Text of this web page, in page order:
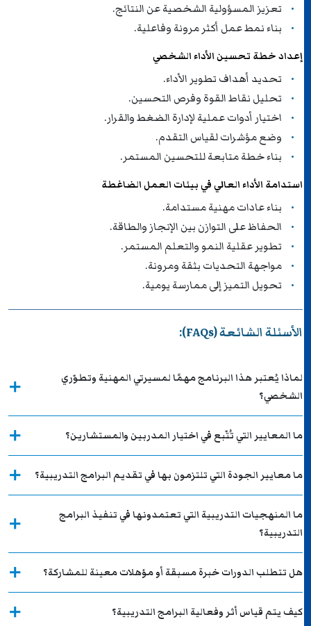
تعزيز المسؤولية الشخصية عن النتائج.
بناء نمط عمل أكثر مرونة وفاعلية.
إعداد خطة تحسين الأداء الشخصي
تحديد أهداف تطوير الأداء.
تحليل نقاط القوة وفرص التحسين.
اختيار أدوات عملية لإدارة الضغط والقرار.
وضع مؤشرات لقياس التقدم.
بناء خطة متابعة للتحسين المستمر.
استدامة الأداء العالي في بيئات العمل الضاغطة
بناء عادات مهنية مستدامة.
الحفاظ على التوازن بين الإنجاز والطاقة.
تطوير عقلية النمو والتعلم المستمر.
مواجهة التحديات بثقة ومرونة.
تحويل التميز إلى ممارسة يومية.
الأسئلة الشائعة (FAQs):
لماذا يُعتبر هذا البرنامج مهمًا لمسيرتي المهنية وتطوّري
الشخصي؟
ما المعايير التي تُتّبع في اختيار المدربين والمستشارين؟
ما معايير الجودة التي تلتزمون بها في تقديم البرامج التدريبية؟
ما المنهجيات التدريبية التي تعتمدونها في تنفيذ البرامج
التدريبية؟
هل تتطلب الدورات خبرة مسبقة أو مؤهلات معينة للمشاركة؟
كيف يتم قياس أثر وفعالية البرامج التدريبية؟